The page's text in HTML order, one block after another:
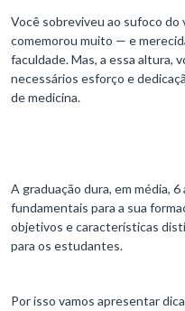
Você sobreviveu ao sufoco
comemorou muito — e
faculdade. Mas, a essa altura,
necessários esforço e
de medicina.
A graduação dura, em média,
fundamentais para a sua
objetivos e características
para os estudantes.
Por isso vamos apresentar